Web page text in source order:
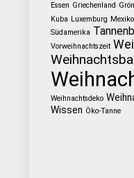
Essen Griechenland
Kuba Luxemburg Mexiko
Südamerika
Vorweihnachtszeit
Weihnachtsdeko
Wissen Öko-Tanne